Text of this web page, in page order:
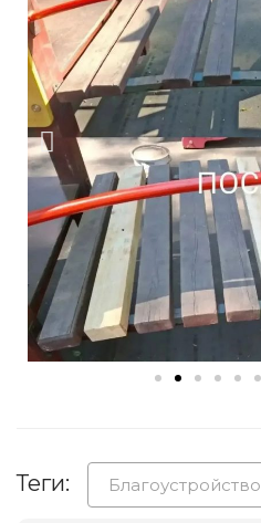
Теги: Благоустройство